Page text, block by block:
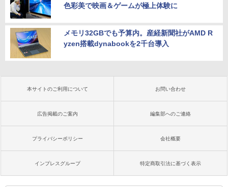
色彩美で映画＆ゲームが極上体験に
メモリ32GBでも予算内。産経新聞社がAMD R
yzen搭載dynabookを2千台導入
本サイトのご利用について お問い合わせ
広告掲載のご案内 編集部へのご連絡
プライバシーポリシー 会社概要
インプレスグループ 特定商取引法に基づく表示